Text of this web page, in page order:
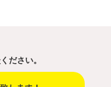
ださい。